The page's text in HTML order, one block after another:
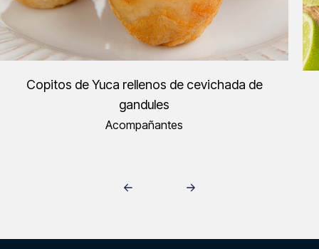
Copitos de Yuca rellenos de cevichada de
gandules
Acompañantes